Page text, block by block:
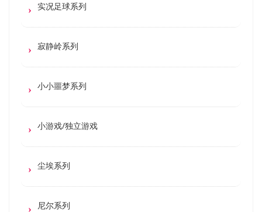
实况足球系列
寂静岭系列
小小噩梦系列
小游戏/独立游戏
尘埃系列
尼尔系列